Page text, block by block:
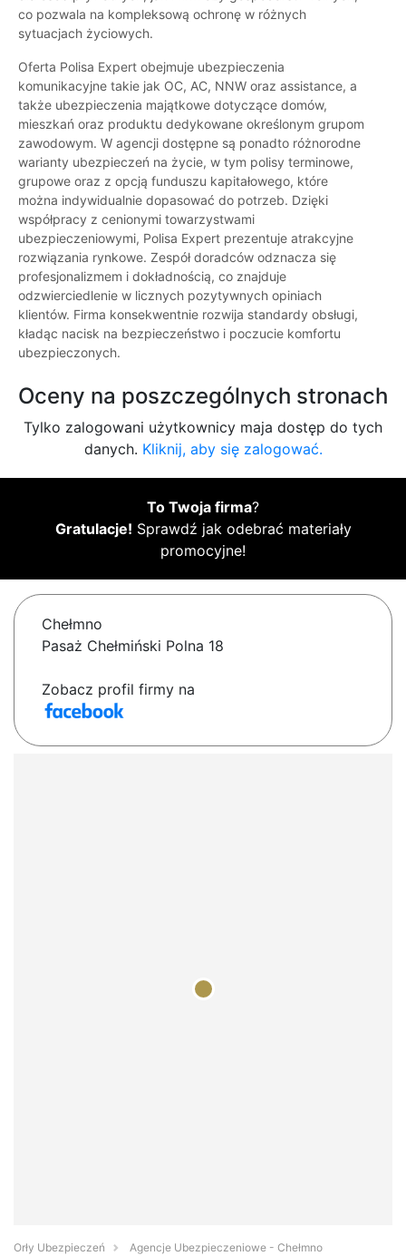
co pozwala na kompleksową ochronę w różnych
sytuacjach życiowych.
Oferta Polisa Expert obejmuje ubezpieczenia
komunikacyjne takie jak OC, AC, NNW oraz assistance, a
także ubezpieczenia majątkowe dotyczące domów,
mieszkań oraz produktu dedykowane określonym grupom
zawodowym. W agencji dostępne są ponadto różnorodne
warianty ubezpieczeń na życie, w tym polisy terminowe,
grupowe oraz z opcją funduszu kapitałowego, które
można indywidualnie dopasować do potrzeb. Dzięki
współpracy z cenionymi towarzystwami
ubezpieczeniowymi, Polisa Expert prezentuje atrakcyjne
rozwiązania rynkowe. Zespół doradców odznacza się
profesjonalizmem i dokładnością, co znajduje
odzwierciedlenie w licznych pozytywnych opiniach
klientów. Firma konsekwentnie rozwija standardy obsługi,
kładąc nacisk na bezpieczeństwo i poczucie komfortu
ubezpieczonych.
Oceny na poszczególnych stronach
Tylko zalogowani użytkownicy maja dostęp do tych
danych. Kliknij, aby się zalogować.
To Twoja firma?
Gratulacje! Sprawdź jak odebrać materiały
promocyjne!
Chełmno
Pasaż Chełmiński Polna 18
Zobacz profil firmy na
Orły Ubezpieczeń
Agencje Ubezpieczeniowe - Chełmno